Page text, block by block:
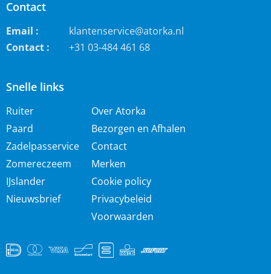
Snelle links
Ruiter
Paard
Zadelpasservice
Zomereczeem
IJslander
Nieuwsbrief
Over Atorka
Bezorgen en Afhalen
Contact
Merken
Cookie policy
Privacybeleid
Voorwaarden
Contact
Email :
klantenservice@atorka.nl
Contact :
+31 03-484 461 68